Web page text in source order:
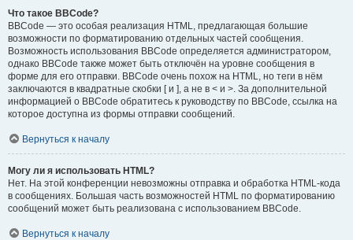
Что такое BBCode?
BBCode — это особая реализация HTML, предлагающая большие
возможности по форматированию отдельных частей сообщения.
Возможность использования BBCode определяется администратором,
однако BBCode также может быть отключён на уровне сообщения в
форме для его отправки. BBCode очень похож на HTML, но теги в нём
заключаются в квадратные скобки [ и ], а не в < и >. За дополнительной
информацией о BBCode обратитесь к руководству по BBCode, ссылка на
которое доступна из формы отправки сообщений.
Вернуться к началу
Могу ли я использовать HTML?
Нет. На этой конференции невозможны отправка и обработка HTML-кода
в сообщениях. Большая часть возможностей HTML по форматированию
сообщений может быть реализована с использованием BBCode.
Вернуться к началу